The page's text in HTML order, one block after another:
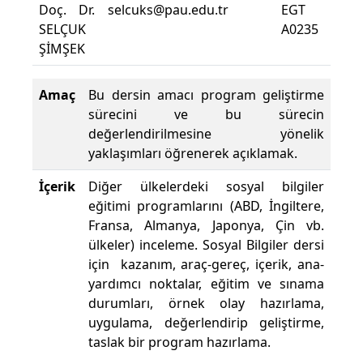
Doç. Dr.
SELÇUK
ŞİMŞEK
selcuks@pau.edu.tr
EGT
A0235
Amaç
Bu dersin amacı program geliştirme
sürecini ve bu sürecin
değerlendirilmesine yönelik
yaklaşımları öğrenerek açıklamak.
İçerik
Diğer ülkelerdeki sosyal bilgiler
eğitimi programlarını (ABD, İngiltere,
Fransa, Almanya, Japonya, Çin vb.
ülkeler) inceleme. Sosyal Bilgiler dersi
için kazanım, araç-gereç, içerik, ana-
yardımcı noktalar, eğitim ve sınama
durumları, örnek olay hazırlama,
uygulama, değerlendirip geliştirme,
taslak bir program hazırlama.